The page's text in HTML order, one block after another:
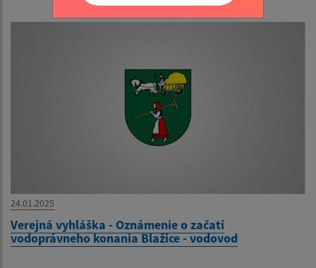
24.01.2025
Verejná vyhláška - Oznámenie o začatí
vodoprávneho konania Blažice - vodovod